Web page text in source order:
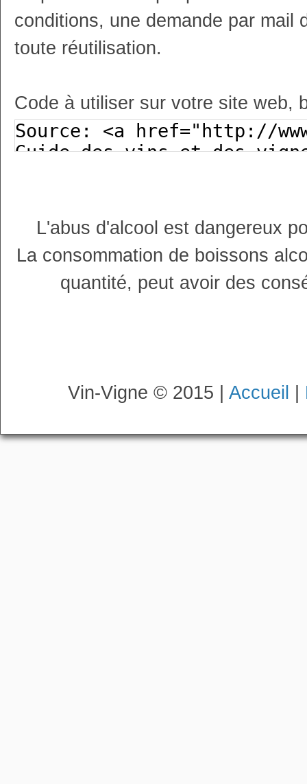
conditions, une demande par mail
toute réutilisation.
Code à utiliser sur votre site web,
L'abus d'alcool est dangereux
La consommation de boissons
quantité, peut avoir des
Vin-Vigne © 2015 | Accueil